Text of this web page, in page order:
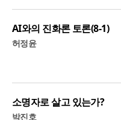
AI와의 진화론 토론(8-1)
허정윤
소명자로 살고 있는가?
박진호